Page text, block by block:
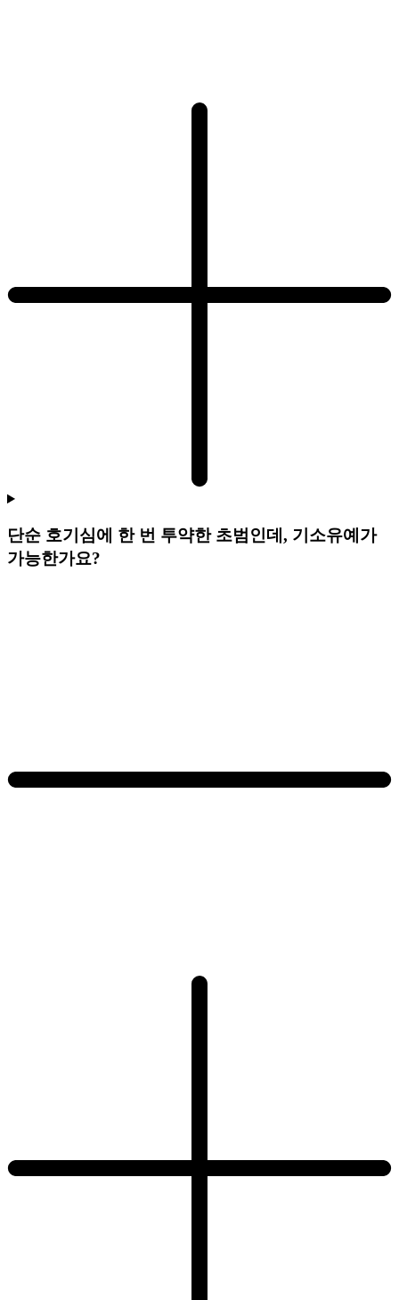
단순 호기심에 한 번 투약한 초범인데, 기소유예가
가능한가요?